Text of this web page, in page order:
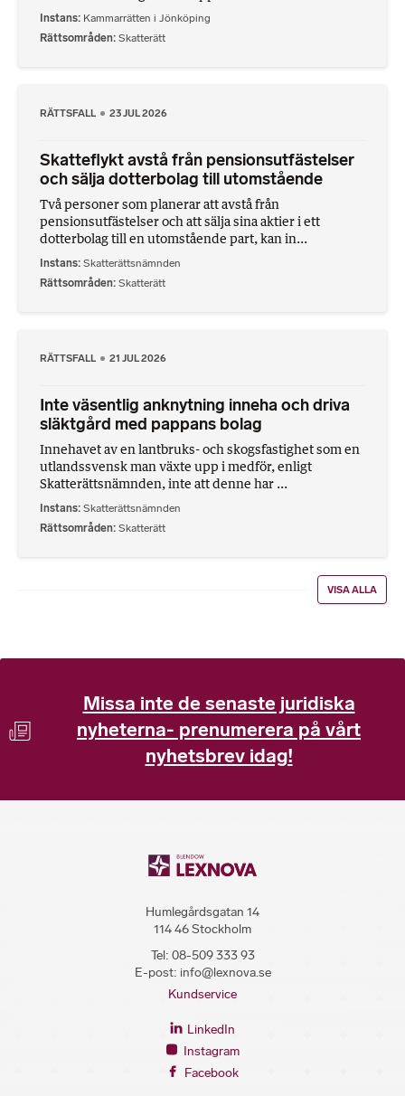
Instans Kammarrätten i Jönköping
Rättsområden Skatterätt
RÄTTSFALL 23 JUL 2026
Skatteflykt avstå från pensionsutfästelser
och sälja dotterbolag till utomstående
Två personer som planerar att avstå från
pensionsutfästelser och att sälja sina aktier i ett
dotterbolag till en utomstående part, kan in...
Instans Skatterättsnämnden
Rättsområden Skatterätt
RÄTTSFALL 21 JUL 2026
Inte väsentlig anknytning inneha och driva
släktgård med pappans bolag
Innehavet av en lantbruks- och skogsfastighet som en
utlandssvensk man växte upp i medför, enligt
Skatterättsnämnden, inte att denne har ...
Instans Skatterättsnämnden
Rättsområden Skatterätt
VISA ALLA
Missa inte de senaste juridiska
nyheterna- prenumerera på vårt
nyhetsbrev idag!
Humlegårdsgatan 14
114 46 Stockholm
Tel: 08-509 333 93
E-post: info@lexnova.se
Kundservice
LinkedIn
Instagram
Facebook